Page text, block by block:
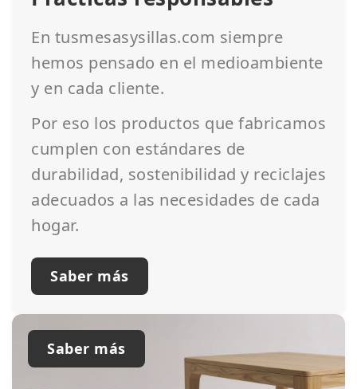
En tusmesasysillas.com siempre
hemos pensado en el medioambiente
y en cada cliente.
Por eso los productos que fabricamos
cumplen con estándares de
durabilidad, sostenibilidad y reciclajes
adecuados a las necesidades de cada
hogar.
Saber más
Saber más